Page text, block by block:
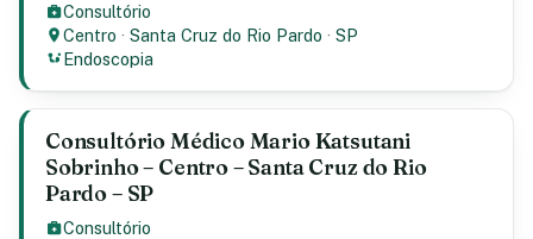
Consultório
Centro ·Santa Cruz do Rio Pardo ·SP
Endoscopia
Consultório Médico Mario Katsutani
Sobrinho – Centro – Santa Cruz do Rio
Pardo – SP
Consultório